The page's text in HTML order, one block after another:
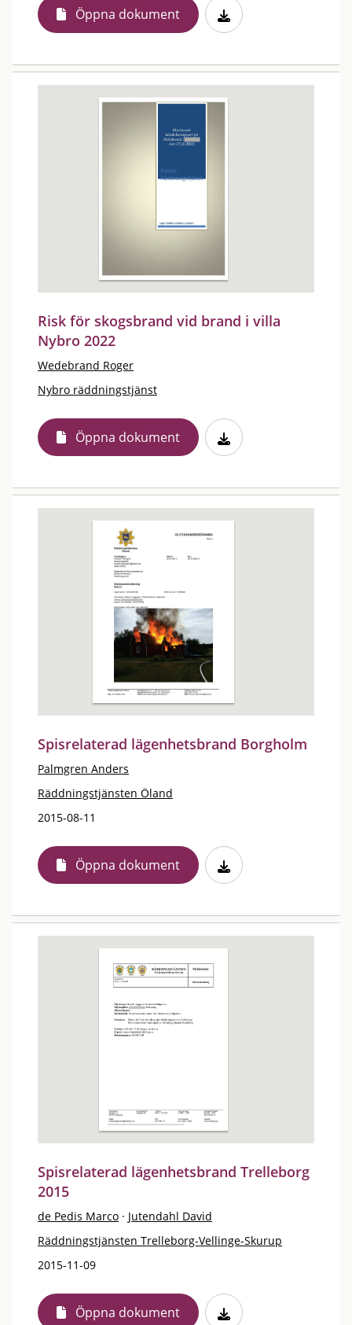
Öppna dokument
Risk för skogsbrand vid brand i villa
Nybro 2022
Wedebrand Roger
Nybro räddningstjänst
Öppna dokument
Spisrelaterad lägenhetsbrand Borgholm
Palmgren Anders
Räddningstjänsten Öland
2015-08-11
Öppna dokument
Spisrelaterad lägenhetsbrand Trelleborg
2015
de Pedis Marco · Jutendahl David
Räddningstjänsten Trelleborg-Vellinge-Skurup
2015-11-09
Öppna dokument